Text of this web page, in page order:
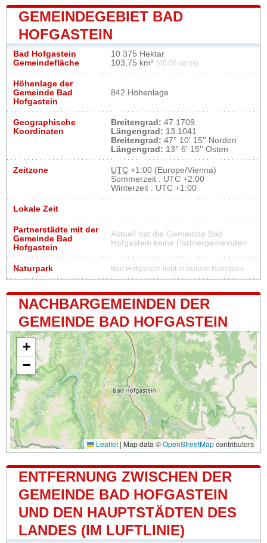
GEMEINDEGEBIET BAD
HOFGASTEIN
Bad Hofgastein
Gemeindefläche
10 375 Hektar
103,75 km² (40,06 sq mi)
Höhenlage der
Gemeinde Bad
Hofgastein
842 Höhenlage
Geographische
Koordinaten
Breitengrad: 47.1709
Längengrad: 13.1041
Breitengrad: 47° 10' 15'' Norden
Längengrad: 13° 6' 15'' Osten
Zeitzone UTC +1:00 (Europe/Vienna)
Sommerzeit : UTC +2:00
Winterzeit : UTC +1:00
Lokale Zeit
Partnerstädte mit der
Gemeinde Bad
Hofgastein
Aktuell hat die Gemeinde Bad
Hofgastein keine Partnergemeinden
Naturpark Bad Hofgastein liegt in keinem Naturpark
NACHBARGEMEINDEN DER
GEMEINDE BAD HOFGASTEIN
+
−
Leaflet | Map data ©OpenStreetMapcontributors
ENTFERNUNG ZWISCHEN DER
GEMEINDE BAD HOFGASTEIN
UND DEN HAUPTSTÄDTEN DES
LANDES (IM LUFTLINIE)